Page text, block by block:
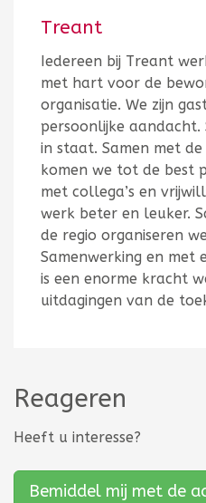
Treant
Iedereen bij Treant
met hart voor de
organisatie. We zijn
persoonlijke
in staat. Samen met
komen we tot de best
met collega’s en
werk beter en leuker.
de regio organiseren
Samenwerking en met
is een enorme kracht
uitdagingen van de
Reageren
Heeft u interesse?
Bemiddel mij met de